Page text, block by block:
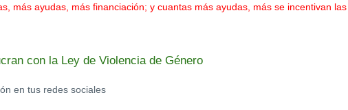
más ayudas, más financiación; y cuantas más ayudas, más se incentivan
con la Ley de Violencia de Género
en tus redes sociales